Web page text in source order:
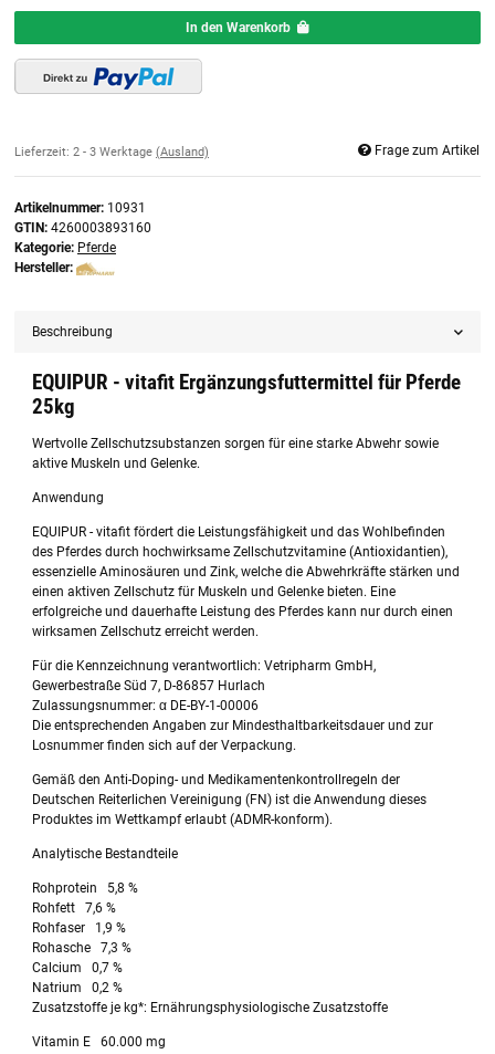
In den Warenkorb
Lieferzeit: 2 - 3 Werktage (Ausland) Frage zum Artikel
Artikelnummer: 10931
GTIN: 4260003893160
Kategorie: Pferde
Hersteller:
Beschreibung
EQUIPUR - vitafit Ergänzungsfuttermittel für Pferde
25kg
Wertvolle Zellschutzsubstanzen sorgen für eine starke Abwehr sowie
aktive Muskeln und Gelenke.
Anwendung
EQUIPUR - vitafit fördert die Leistungsfähigkeit und das Wohlbefinden
des Pferdes durch hochwirksame Zellschutzvitamine (Antioxidantien),
essenzielle Aminosäuren und Zink, welche die Abwehrkräfte stärken und
einen aktiven Zellschutz für Muskeln und Gelenke bieten. Eine
erfolgreiche und dauerhafte Leistung des Pferdes kann nur durch einen
wirksamen Zellschutz erreicht werden.
Für die Kennzeichnung verantwortlich: Vetripharm GmbH,
Gewerbestraße Süd 7, D-86857 Hurlach
Zulassungsnummer: α DE-BY-1-00006
Die entsprechenden Angaben zur Mindesthaltbarkeitsdauer und zur
Losnummer finden sich auf der Verpackung.
Gemäß den Anti-Doping- und Medikamentenkontrollregeln der
Deutschen Reiterlichen Vereinigung (FN) ist die Anwendung dieses
Produktes im Wettkampf erlaubt (ADMR-konform).
Analytische Bestandteile
Rohprotein 5,8 %
Rohfett 7,6 %
Rohfaser 1,9 %
Rohasche 7,3 %
Calcium 0,7 %
Natrium 0,2 %
Zusatzstoffe je kg*: Ernährungsphysiologische Zusatzstoffe
Vitamin E 60.000 mg